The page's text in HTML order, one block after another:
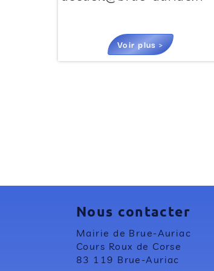
Nous contacter
Mairie de Brue-Auriac
Cours Roux de Corse
83 119 Brue-Auriac
Voir plus >